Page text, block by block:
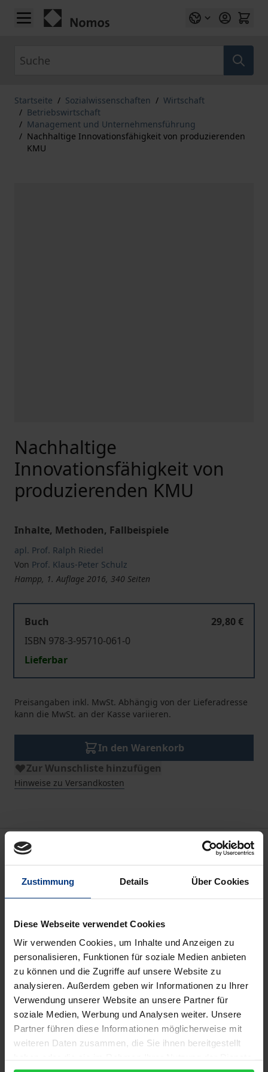
Zustimmung Details Über Cookies
Diese Webseite verwendet Cookies
Wir verwenden Cookies, um Inhalte und Anzeigen zu
personalisieren, Funktionen für soziale Medien anbieten
zu können und die Zugriffe auf unsere Website zu
analysieren. Außerdem geben wir Informationen zu Ihrer
Verwendung unserer Website an unsere Partner für
soziale Medien, Werbung und Analysen weiter. Unsere
Partner führen diese Informationen möglicherweise mit
weiteren Daten zusammen, die Sie ihnen bereitgestellt
Zum Inhalt springen
Startseite / Sozialwissenschaften / Wirtschaft
/ Betriebswirtschaft
/ Management und Unternehmensführung
/ Nachhaltige Innovationsfähigkeit von produzierenden
KMU
Nachhaltige
Innovationsfähigkeit von
produzierenden KMU
Inhalte, Methoden, Fallbeispiele
apl. Prof. Ralph Riedel
Von Prof. Klaus-Peter Schulz
Hampp, 1. Auflage 2016, 340 Seiten
Buch
29,80 €
ISBN 978-3-95710-061-0
Lieferbar
Preisangaben inkl. MwSt. Abhängig von der Lieferadresse
kann die MwSt. an der Kasse variieren.
In den Warenkorb
Zur Wunschliste hinzufügen
Hinweise zu Versandkosten
Beschreibung
Die mittelständische Industrie leistet durch ihre
Innovationstätigkeit insbesondere in Deutschland
Beitrag. Bei genauerer Betrachtung fällt allerdings
auf, dass kleine und mittlere Unternehmen (KMU)
traditionell vor allem die Entwicklung neuer
Produkte und Dienstleistungen fokussieren,
Prozessgestaltung sowie systematische Lern- und
Entwicklungsprozesse werden dagegen häufig
vernachlässigt. Zur Sicherstellung nachhaltiger
Innovationsfähigkeit ist es jedoch erforderlich, im